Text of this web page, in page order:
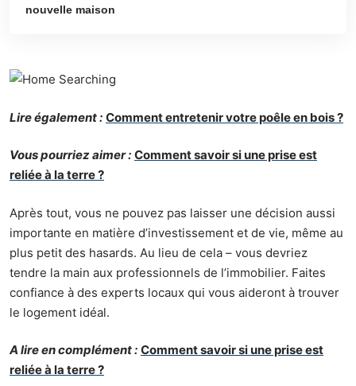
nouvelle maison
Lire également : Comment entretenir votre poêle en bois ?
Vous pourriez aimer : Comment savoir si une prise est
reliée à la terre ?
Après tout, vous ne pouvez pas laisser une décision aussi
importante en matière d’investissement et de vie, même au
plus petit des hasards. Au lieu de cela – vous devriez
tendre la main aux professionnels de l’immobilier. Faites
confiance à des experts locaux qui vous aideront à trouver
le logement idéal.
A lire en complément : Comment savoir si une prise est
reliée à la terre ?